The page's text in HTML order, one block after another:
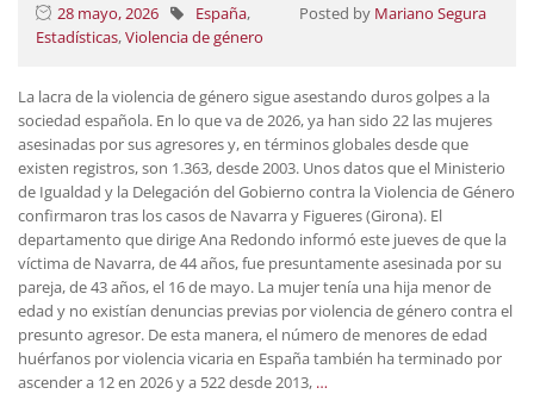
28 mayo, 2026 Posted by Mariano Segura
España,
Estadísticas,Violencia de género
La lacra de la violencia de género sigue asestando duros golpes a la
sociedad española. En lo que va de 2026, ya han sido 22 las mujeres
asesinadas por sus agresores y, en términos globales desde que
existen registros, son 1.363, desde 2003. Unos datos que el Ministerio
de Igualdad y la Delegación del Gobierno contra la Violencia de Género
confirmaron tras los casos de Navarra y Figueres (Girona). El
departamento que dirige Ana Redondo informó este jueves de que la
víctima de Navarra, de 44 años, fue presuntamente asesinada por su
pareja, de 43 años, el 16 de mayo. La mujer tenía una hija menor de
edad y no existían denuncias previas por violencia de género contra el
presunto agresor. De esta manera, el número de menores de edad
huérfanos por violencia vicaria en España también ha terminado por
ascender a 12 en 2026 y a 522 desde 2013, …